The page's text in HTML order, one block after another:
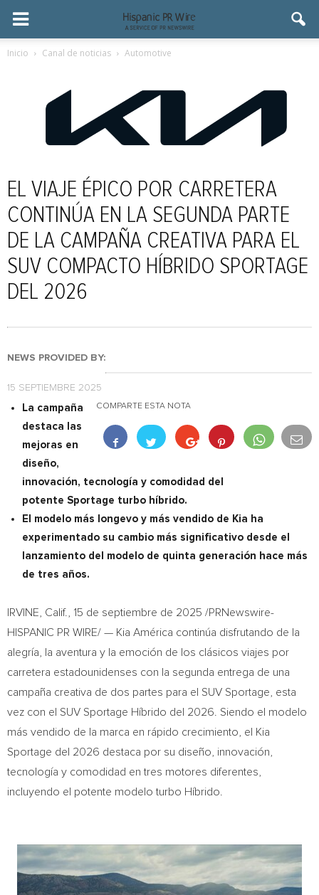
Inicio Canal de noticias Automotive
EL VIAJE ÉPICO POR CARRETERA
CONTINÚA EN LA SEGUNDA PARTE
DE LA CAMPAÑA CREATIVA PARA EL
SUV COMPACTO HÍBRIDO SPORTAGE
DEL 2026
NEWS PROVIDED BY:
15 SEPTIEMBRE 2025
COMPARTE ESTA NOTA
La campaña
destaca las
mejoras en
diseño,
innovación, tecnología y comodidad del
potente Sportage turbo híbrido.
El modelo más longevo y más vendido de Kia ha
experimentado su cambio más significativo desde el
lanzamiento del modelo de quinta generación hace más
de tres años.
IRVINE, Calif. 15 de septiembre de 2025 /PRNewswire-
HISPANIC PR WIRE/ — Kia América continúa disfrutando de la
alegría, la aventura y la emoción de los clásicos viajes por
carretera estadounidenses con la segunda entrega de una
campaña creativa de dos partes para el SUV Sportage, esta
vez con el SUV Sportage Híbrido del 2026. Siendo el modelo
más vendido de la marca en rápido crecimiento, el Kia
Sportage del 2026 destaca por su diseño, innovación,
tecnología y comodidad en tres motores diferentes,
incluyendo el potente modelo turbo Híbrido.